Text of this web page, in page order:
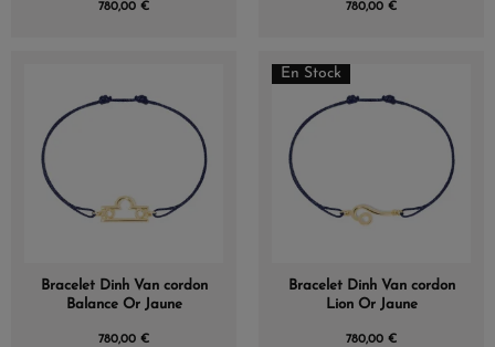
780,00 € 780,00 €
Bracelet Dinh Van cordon
Balance Or Jaune
780,00 €
En Stock
Bracelet Dinh Van cordon
Lion Or Jaune
780,00 €